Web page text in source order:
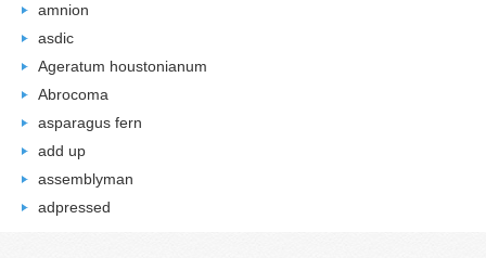
amnion
asdic
Ageratum houstonianum
Abrocoma
asparagus fern
add up
assemblyman
adpressed